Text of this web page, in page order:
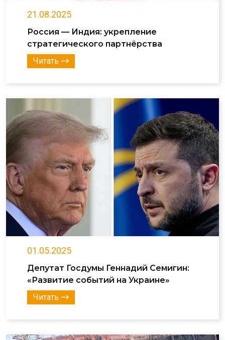
21.08.2025
Россия — Индия: укрепление
стратегического партнёрства
Читать
01.05.2025
Депутат Госдумы Геннадий Семигин:
«Развитие событий на Украине»
Читать